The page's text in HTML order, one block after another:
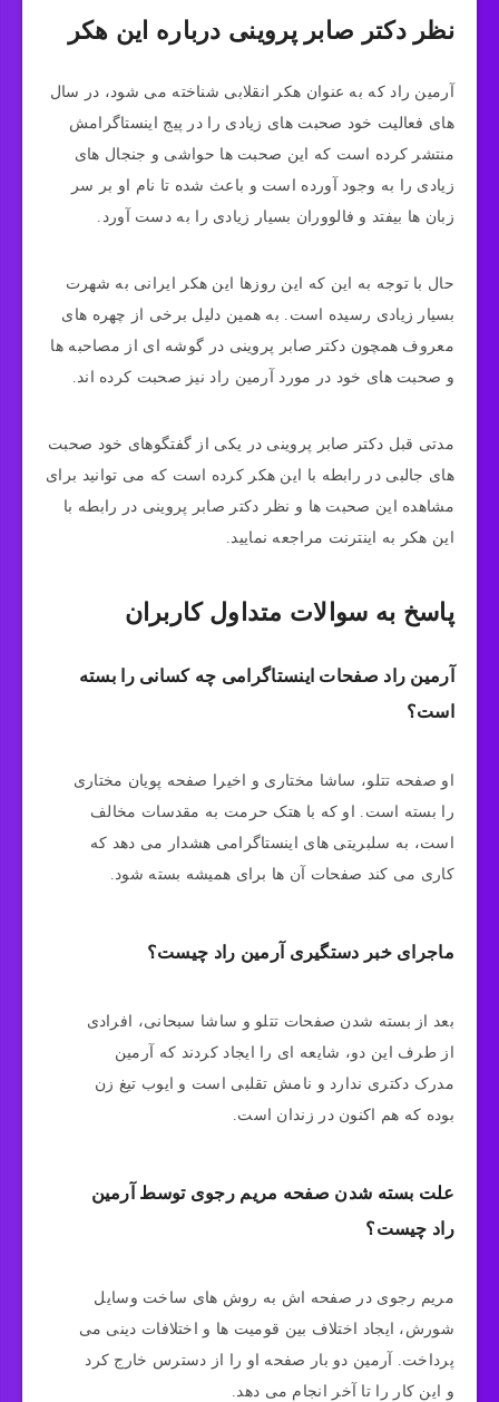
نظر دکتر صابر پروینی درباره این هکر
آرمین راد که به عنوان هکر انقلابی شناخته می‌ شود، در سال‌
های فعالیت خود صحبت‌ های زیادی را در پیج اینستاگرامش
منتشر کرده است که این صحبت‌ ها حواشی و جنجال‌ های
زیادی را به وجود آورده است و باعث شده تا نام او بر سر
زبان‌ ها بیفتد و فالووران بسیار زیادی را به دست آورد.
حال با توجه به این که این روزها این هکر ایرانی به شهرت
بسیار زیادی رسیده است. به همین دلیل برخی از چهره‌ های
معروف همچون دکتر صابر پروینی در گوشه ای از مصاحبه ها
و صحبت‌ های خود در مورد آرمین راد نیز صحبت کرده اند.
مدتی قبل دکتر صابر پروینی در یکی از گفتگوهای خود صحبت‌
های جالبی در رابطه با این هکر کرده است که می‌ توانید برای
مشاهده این صحبت ها و نظر دکتر صابر پروینی در رابطه با
این هکر به اینترنت مراجعه نمایید.
پاسخ به سوالات متداول کاربران
آرمین راد صفحات اینستاگرامی چه کسانی را بسته
است؟
او صفحه تتلو، ساشا مختاری و اخیرا صفحه پویان مختاری
را بسته است. او که با هتک حرمت به مقدسات مخالف
است، به سلبریتی های اینستاگرامی هشدار می دهد که
کاری می کند صفحات آن ها برای همیشه بسته شود.
ماجرای خبر دستگیری آرمین راد چیست؟
بعد از بسته شدن صفحات تتلو و ساشا سبحانی، افرادی
از طرف این دو، شایعه ای را ایجاد کردند که آرمین
مدرک دکتری ندارد و نامش تقلبی است و ایوب تیغ زن
بوده که هم اکنون در زندان است.
علت بسته شدن صفحه مریم رجوی توسط آرمین
راد چیست؟
مریم رجوی در صفحه اش به روش های ساخت وسایل
شورش، ایجاد اختلاف بین قومیت ها و اختلافات دینی می
پرداخت. آرمین دو بار صفحه او را از دسترس خارج کرد
و این کار را تا آخر انجام می دهد.